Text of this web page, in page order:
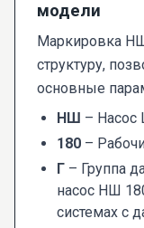
модели
Маркировка
структуру,
основные
НШ – Насос
180 –
Г – Группа
насос НШ
системах с